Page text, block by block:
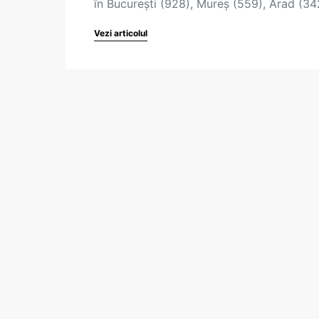
în București (928), Mureș (559), Arad
Vezi articolul